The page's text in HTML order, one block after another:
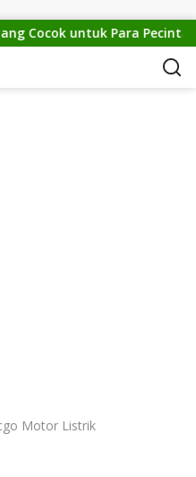
Cocok untuk Para Pecinta
Motor Listrik